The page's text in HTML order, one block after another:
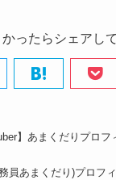
かったらシェアし
】あまくだりプロ
員あまくだり)プロフ